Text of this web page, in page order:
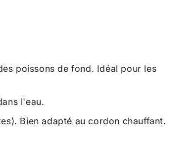
poissons de fond. Idéal pour les
l'eau.
Bien adapté au cordon chauffant.